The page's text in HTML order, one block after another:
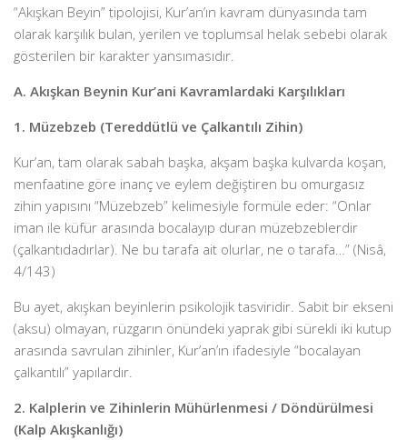
“Akışkan Beyin” tipolojisi, Kur’an’ın kavram dünyasında tam
olarak karşılık bulan, yerilen ve toplumsal helak sebebi olarak
gösterilen bir karakter yansımasıdır.
A. Akışkan Beynin Kur’ani Kavramlardaki Karşılıkları
1. Müzebzeb (Tereddütlü ve Çalkantılı Zihin)
Kur’an, tam olarak sabah başka, akşam başka kulvarda koşan,
menfaatine göre inanç ve eylem değiştiren bu omurgasız
zihin yapısını “Müzebzeb” kelimesiyle formüle eder: “Onlar
iman ile küfür arasında bocalayıp duran müzebzeblerdir
(çalkantıdadırlar). Ne bu tarafa ait olurlar, ne o tarafa…” (Nisâ,
4/143)
Bu ayet, akışkan beyinlerin psikolojik tasviridir. Sabit bir ekseni
(aksu) olmayan, rüzgarın önündeki yaprak gibi sürekli iki kutup
arasında savrulan zihinler, Kur’an’ın ifadesiyle “bocalayan
çalkantılı” yapılardır.
2. Kalplerin ve Zihinlerin Mühürlenmesi / Döndürülmesi
(Kalp Akışkanlığı)